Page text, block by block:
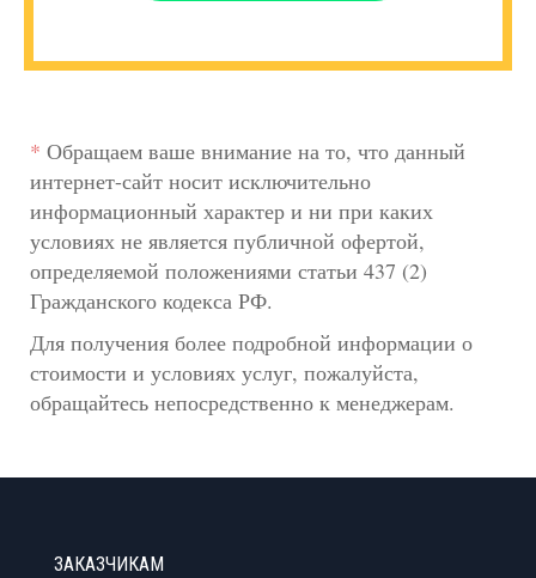
* Обращаем ваше внимание на то, что данный
интернет-сайт носит исключительно
информационный характер и ни при каких
условиях не является публичной офертой,
определяемой положениями статьи 437 (2)
Гражданского кодекса РФ.
Для получения более подробной информации о
стоимости и условиях услуг, пожалуйста,
обращайтесь непосредственно к менеджерам.
ЗАКАЗЧИКАМ